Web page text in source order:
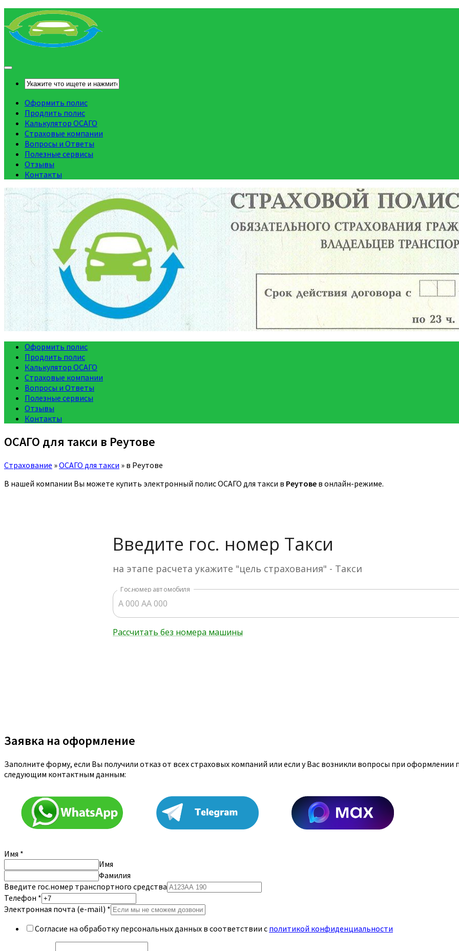
Оформить полис
Продлить полис
Калькулятор ОСАГО
Страховые компании
Вопросы и Ответы
Полезные сервисы
Отзывы
Контакты
Оформить полис
Продлить полис
Калькулятор ОСАГО
Страховые компании
Вопросы и Ответы
Полезные сервисы
Отзывы
Контакты
ОСАГО для такси в Реутове
Страхование »ОСАГО для такси » в Реутове
В нашей компании Вы можете купить электронный полис ОСАГО для такси в Реутове в онлайн-режиме.
Заявка на оформление
Заполните форму, если Вы получили отказ от всех страховых компаний или если у Вас возникли вопросы при
следующим контактным данным:
Имя *
Имя
Фамилия
Введите гос.номер транспортного средства
Телефон *
Электронная почта (e-mail) *
Согласие на обработку персональных данных в соответствии с политикой конфиденциальности